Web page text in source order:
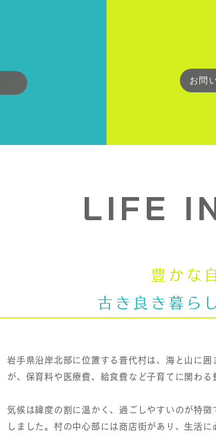
お問
LIFE
豊かな
古き良き暮ら
岩手県沿岸北部に位置する普代村は、海と山に
が、保育料や医療費、給食費など子育てに関わる
気候は緯度の割に温かく、過ごしやすいのが特
しました。村の中心部には商店街があり、生活に